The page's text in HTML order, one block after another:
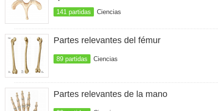
141 partidas Ciencias
Partes relevantes del fémur
89 partidas Ciencias
Partes relevantes de la mano